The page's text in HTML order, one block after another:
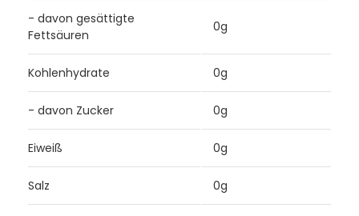
- davon gesättigte
Fettsäuren
0g
Kohlenhydrate 0g
- davon Zucker 0g
Eiweiß 0g
Salz 0g